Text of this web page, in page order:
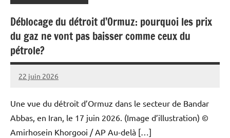
Déblocage du détroit d’Ormuz: pourquoi les prix
du gaz ne vont pas baisser comme ceux du
pétrole?
22 juin 2026
Admins
Une vue du détroit d’Ormuz dans le secteur de Bandar
Abbas, en Iran, le 17 juin 2026. (Image d’illustration) ©
Amirhosein Khorgooi / AP Au-delà […]